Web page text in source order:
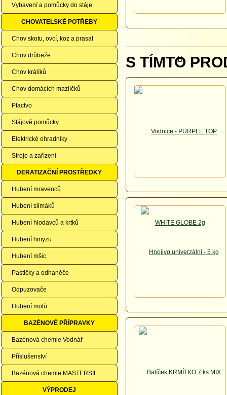
Vybavení a pomůcky do stáje
CHOVATELSKÉ POTŘEBY
Chov skotu, ovcí, koz a prasat
Chov drůbeže
Chov králíků
Chov domácích mazlíčků
Ptactvo
Stájové pomůcky
Elektrické ohradníky
Stroje a zařízení
DERATIZAČNÍ PROSTŘEDKY
Hubení mravenců
Hubení slimáků
Hubení hlodavců a krtků
Hubení hmyzu
Hubení mšic
Pastičky a odhaněče
Odpuzovače
Hubení molů
BAZÉNOVÉ PŘÍPRAVKY
Bazénová chemie Vodnář
Příslušenství
Bazénová chemie MASTERSIL
VÝPRODEJ
S TÍMTO